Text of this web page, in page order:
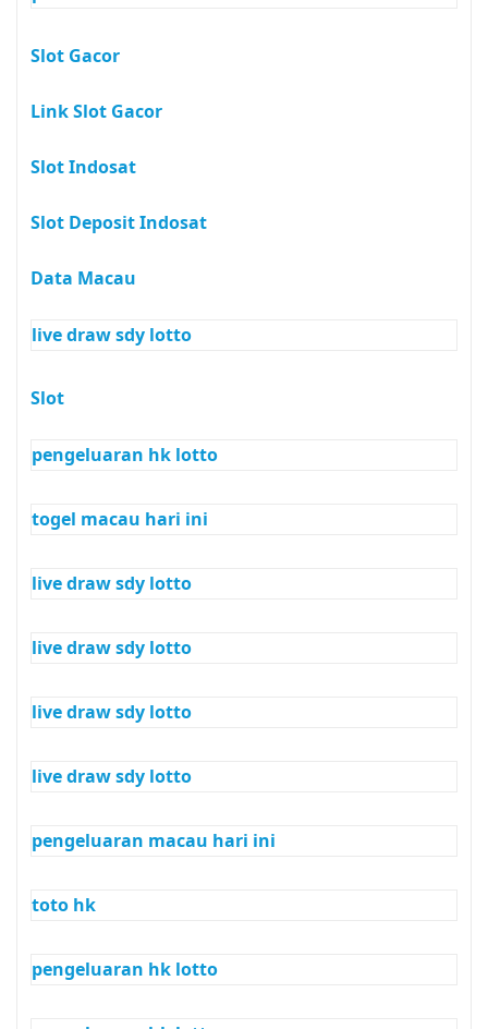
Slot Gacor
Link Slot Gacor
Slot Indosat
Slot Deposit Indosat
Data Macau
live draw sdy lotto
Slot
pengeluaran hk lotto
togel macau hari ini
live draw sdy lotto
live draw sdy lotto
live draw sdy lotto
live draw sdy lotto
pengeluaran macau hari ini
toto hk
pengeluaran hk lotto